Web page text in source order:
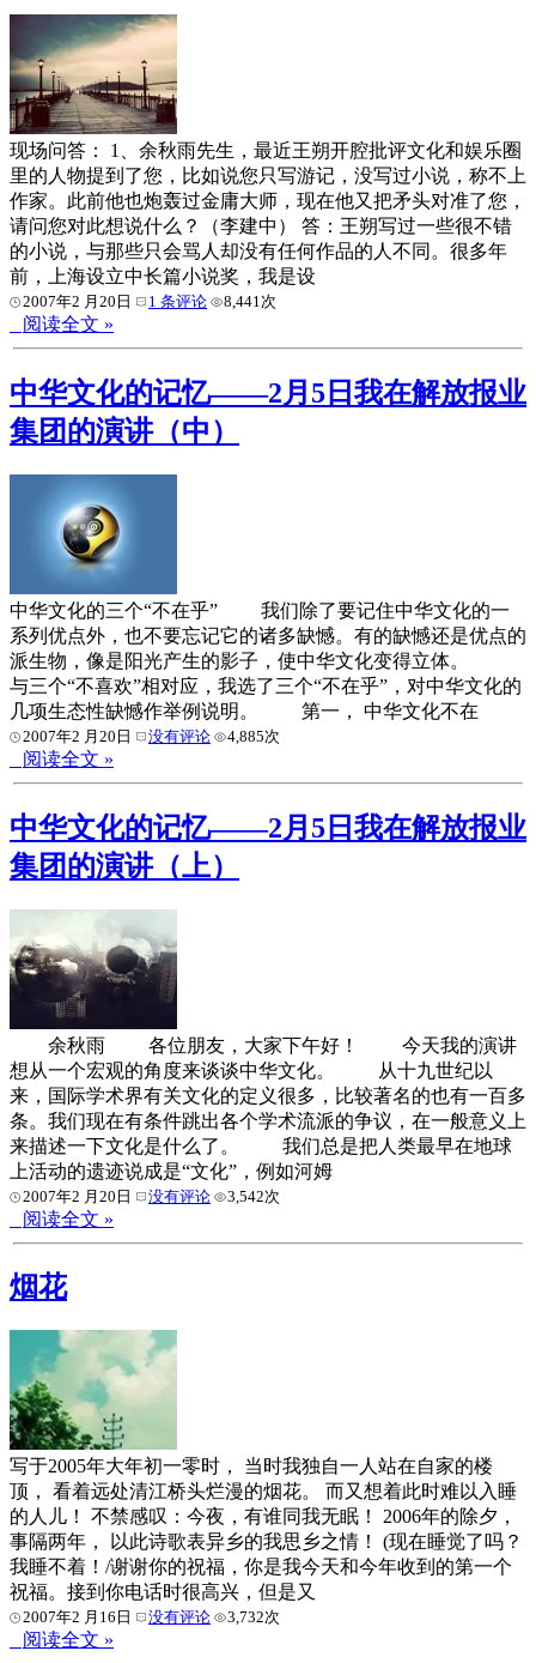
现场问答： 1、余秋雨先生，最近王朔开腔批评文化和娱乐圈
里的人物提到了您，比如说您只写游记，没写过小说，称不上
作家。此前他也炮轰过金庸大师，现在他又把矛头对准了您，
请问您对此想说什么？（李建中） 答：王朔写过一些很不错
的小说，与那些只会骂人却没有任何作品的人不同。很多年
前，上海设立中长篇小说奖，我是设
2007年2 月20日 1 条评论 8,441次
阅读全文 »
中华文化的记忆——2月5日我在解放报业
集团的演讲（中）
中华文化的三个“不在乎” 我们除了要记住中华文化的一
系列优点外，也不要忘记它的诸多缺憾。有的缺憾还是优点的
派生物，像是阳光产生的影子，使中华文化变得立体。
与三个“不喜欢”相对应，我选了三个“不在乎”，对中华文化的
几项生态性缺憾作举例说明。 第一， 中华文化不在
2007年2 月20日 没有评论 4,885次
阅读全文 »
中华文化的记忆——2月5日我在解放报业
集团的演讲（上）
余秋雨 各位朋友，大家下午好！ 今天我的演讲
想从一个宏观的角度来谈谈中华文化。 从十九世纪以
来，国际学术界有关文化的定义很多，比较著名的也有一百多
条。我们现在有条件跳出各个学术流派的争议，在一般意义上
来描述一下文化是什么了。 我们总是把人类最早在地球
上活动的遗迹说成是“文化”，例如河姆
2007年2 月20日 没有评论 3,542次
阅读全文 »
烟花
写于2005年大年初一零时， 当时我独自一人站在自家的楼
顶， 看着远处清江桥头烂漫的烟花。 而又想着此时难以入睡
的人儿！ 不禁感叹：今夜，有谁同我无眠！ 2006年的除夕，
事隔两年， 以此诗歌表异乡的我思乡之情！ (现在睡觉了吗？
我睡不着！/谢谢你的祝福，你是我今天和今年收到的第一个
祝福。接到你电话时很高兴，但是又
2007年2 月16日 没有评论 3,732次
阅读全文 »